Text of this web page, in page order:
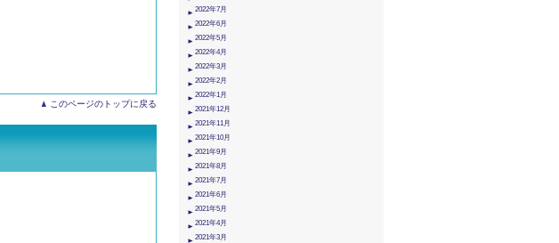
このページのトップに戻る
2022年7月
2022年6月
2022年5月
2022年4月
2022年3月
2022年2月
2022年1月
2021年12月
2021年11月
2021年10月
2021年9月
2021年8月
2021年7月
2021年6月
2021年5月
2021年4月
2021年3月